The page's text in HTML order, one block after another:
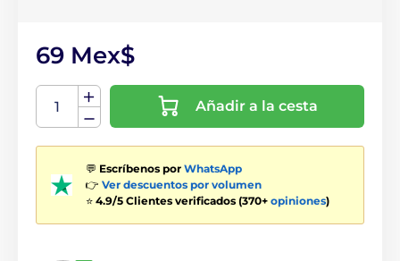
69 Mex$
Añadir a la cesta
💬 Escríbenos por WhatsApp
👉 Ver descuentos por volumen
⭐ 4.9/5 Clientes verificados (370+ opiniones)